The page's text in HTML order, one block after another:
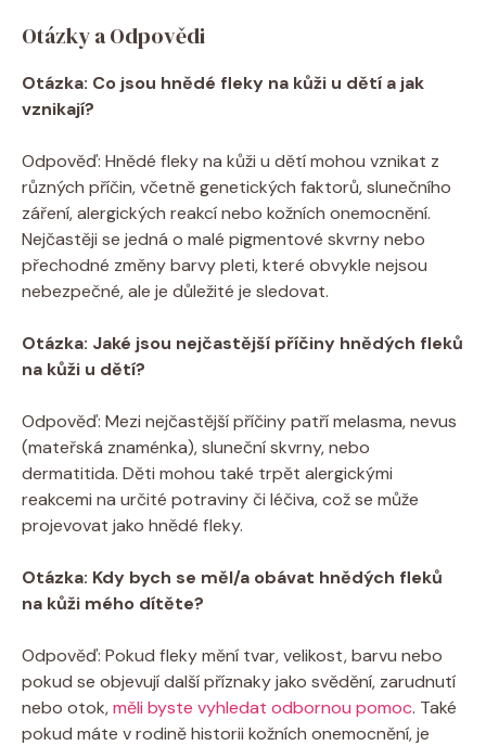
Otázky a Odpovědi
Otázka: Co jsou hnědé fleky na kůži u dětí a jak
vznikají?
Odpověď: Hnědé fleky na kůži u dětí mohou vznikat z
různých příčin, včetně genetických faktorů, slunečního
záření, alergických reakcí nebo kožních onemocnění.
Nejčastěji se jedná o malé pigmentové skvrny nebo
přechodné změny barvy pleti, které obvykle nejsou
nebezpečné, ale je důležité je sledovat.
Otázka: Jaké jsou nejčastější příčiny hnědých fleků
na kůži u dětí?
Odpověď: Mezi nejčastější příčiny patří melasma, nevus
(mateřská znaménka), sluneční skvrny, nebo
dermatitida. Děti mohou také trpět alergickými
reakcemi na určité potraviny či léčiva, což se může
projevovat jako hnědé fleky.
Otázka: Kdy bych se měl/a obávat hnědých fleků
na kůži mého dítěte?
Odpověď: Pokud fleky mění tvar, velikost, barvu nebo
pokud se objevují další příznaky jako svědění, zarudnutí
nebo otok,měli byste vyhledat odbornou pomoc. Také
pokud máte v rodině historii kožních onemocnění, je